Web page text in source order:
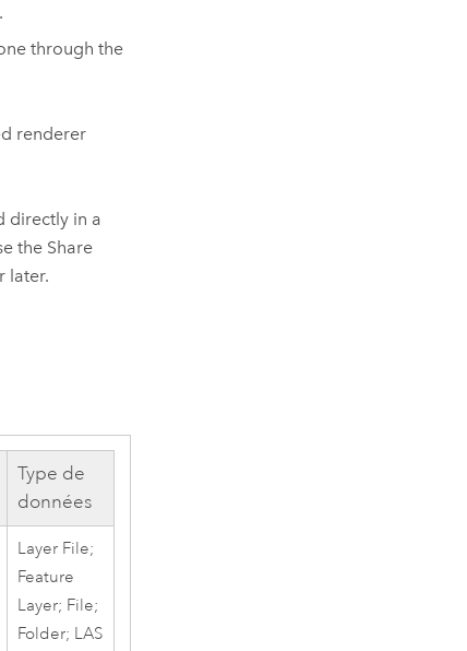
through the
renderer
directly in a
the Share
later.
Type de
données
Layer File;
Feature
Layer; File;
Folder; LAS